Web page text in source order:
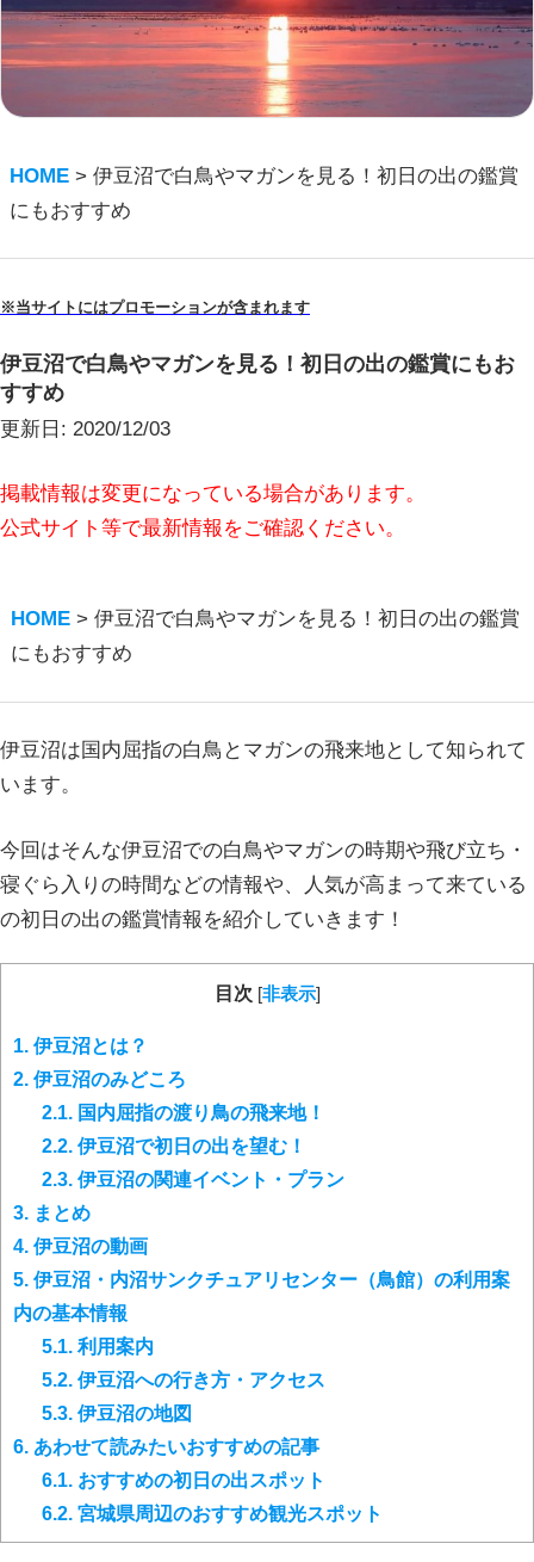
HOME >伊豆沼で白鳥やマガンを見る！初日の出の鑑賞
にもおすすめ
※当サイトにはプロモーションが含まれます
伊豆沼で白鳥やマガンを見る！初日の出の鑑賞にもお
すすめ
更新日: 2020/12/03
掲載情報は変更になっている場合があります。
公式サイト等で最新情報をご確認ください。
HOME> 伊豆沼で白鳥やマガンを見る！初日の出の鑑賞
にもおすすめ
伊豆沼は国内屈指の白鳥とマガンの飛来地として知られて
います。
今回はそんな伊豆沼での白鳥やマガンの時期や飛び立ち・
寝ぐら入りの時間などの情報や、人気が高まって来ている
の初日の出の鑑賞情報を紹介していきます！
目次 [非表示]
1. 伊豆沼とは？
2. 伊豆沼のみどころ
2.1. 国内屈指の渡り鳥の飛来地！
2.2. 伊豆沼で初日の出を望む！
2.3. 伊豆沼の関連イベント・プラン
3. まとめ
4. 伊豆沼の動画
5. 伊豆沼・内沼サンクチュアリセンター（鳥館）の利用案
内の基本情報
5.1. 利用案内
5.2. 伊豆沼への行き方・アクセス
5.3. 伊豆沼の地図
6. あわせて読みたいおすすめの記事
6.1. おすすめの初日の出スポット
6.2. 宮城県周辺のおすすめ観光スポット